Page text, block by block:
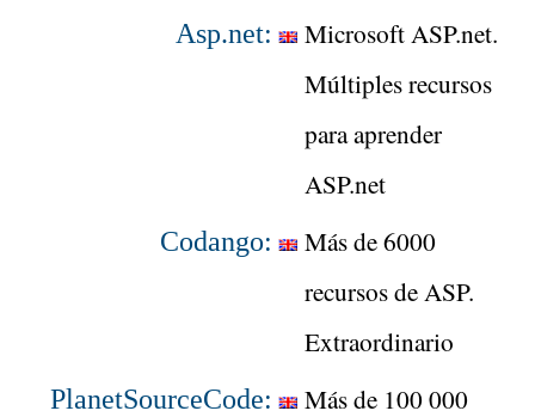
Asp.net:
Microsoft ASP.net.
Múltiples recursos
para aprender
ASP.net
Codango:
Más de 6000
recursos de ASP.
Extraordinario
PlanetSourceCode:
Más de 100 000